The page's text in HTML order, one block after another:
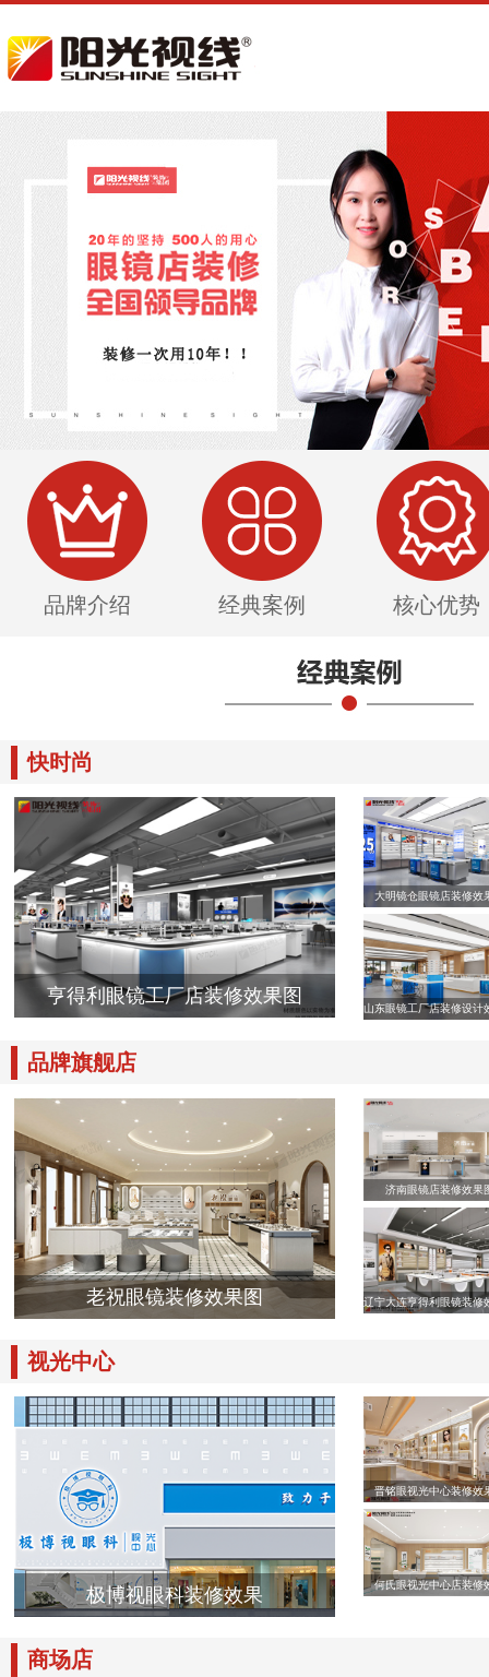
品牌介绍 经典案例 核心优势
快时尚
亨得利眼镜工厂店装修效果图
大明镜仓眼镜店装修效
山东眼镜工厂店装修设计
品牌旗舰店
老祝眼镜装修效果图
济南眼镜店装修效果
辽宁大连亨得利眼镜装修
视光中心
极博视眼科装修效果
晋铭眼视光中心装修效
何氏眼视光中心店装修
商场店